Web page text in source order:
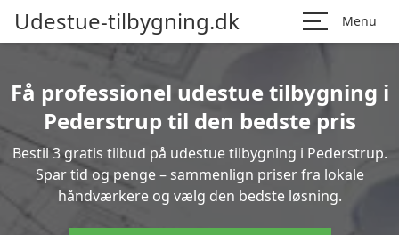
Udestue-tilbygning.dk Menu
Få professionel udestue tilbygning i
Pederstrup til den bedste pris
Bestil 3 gratis tilbud på udestue tilbygning i Pederstrup.
Spar tid og penge – sammenlign priser fra lokale
håndværkere og vælg den bedste løsning.